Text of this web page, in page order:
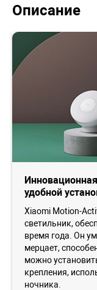
Описание
удобной
Xiaomi Motion-
светильник,
время года. Он
мерцает,
можно
крепления,
ночника.